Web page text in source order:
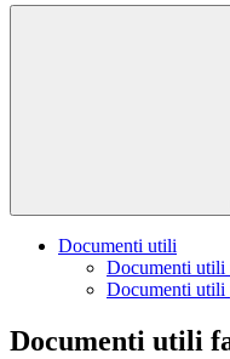
Documenti utili
Documenti utili
Documenti utili
Documenti utili